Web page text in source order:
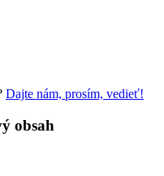
Dajte nám, prosím, vedieť!
obsah